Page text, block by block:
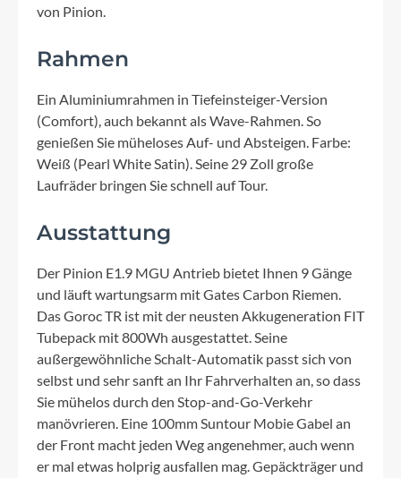
von Pinion.
Rahmen
Ein Aluminiumrahmen in Tiefeinsteiger-Version
(Comfort), auch bekannt als Wave-Rahmen. So
genießen Sie müheloses Auf- und Absteigen. Farbe:
Weiß (Pearl White Satin). Seine 29 Zoll große
Laufräder bringen Sie schnell auf Tour.
Ausstattung
Der Pinion E1.9 MGU Antrieb bietet Ihnen 9 Gänge
und läuft wartungsarm mit Gates Carbon Riemen.
Das Goroc TR ist mit der neusten Akkugeneration FIT
Tubepack mit 800Wh ausgestattet. Seine
außergewöhnliche Schalt-Automatik passt sich von
selbst und sehr sanft an Ihr Fahrverhalten an, so dass
Sie mühelos durch den Stop-and-Go-Verkehr
manövrieren. Eine 100mm Suntour Mobie Gabel an
der Front macht jeden Weg angenehmer, auch wenn
er mal etwas holprig ausfallen mag. Gepäckträger und